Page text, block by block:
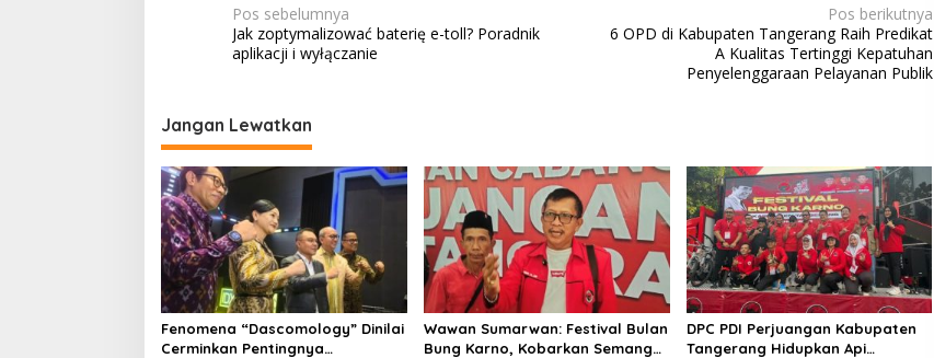
N
a
i
g
a
s
i
p
o
s
Pos sebelumnya
Jak zoptymalizować baterię e-toll? Poradnik
aplikacji i wyłączanie
Pos berikutnya
6 OPD di Kabupaten Tangerang Raih Predikat
A Kualitas Tertinggi Kepatuhan
Penyelenggaraan Pelayanan Publik
Jangan Lewatkan
Fenomena “Dascomology” Dinilai
Cerminkan Pentingnya
Wawan Sumarwan: Festival Bulan
Bung Karno, Kobarkan Semangat
DPC PDI Perjuangan Kabupaten
Tangerang Hidupkan Api